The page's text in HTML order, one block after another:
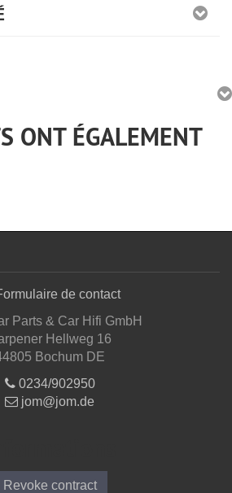
ONT ÉGALEMENT
de contact
Parts & Car Hifi GmbH
Hellweg 16
Bochum DE
0234/902950
jom@jom.de
Revoke contract